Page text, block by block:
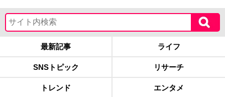
最新記事 ライフ
SNSトピック リサーチ
トレンド エンタメ